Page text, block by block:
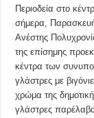
Περιοδεία στο
σήμερα,
Ανέστης
της επίσημης
κέντρα των
γλάστρες με
χρώμα της
γλάστρες